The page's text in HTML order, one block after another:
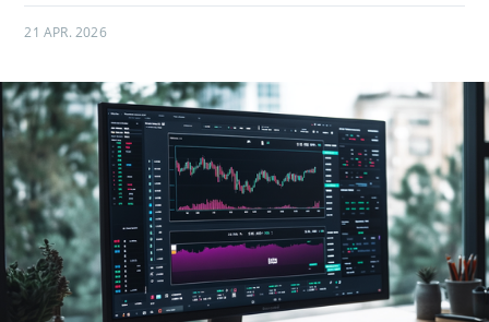
21 APR. 2026